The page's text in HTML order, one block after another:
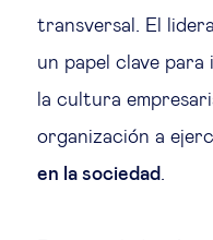
transversal. El
un papel clave
la cultura
organización a
en la sociedad